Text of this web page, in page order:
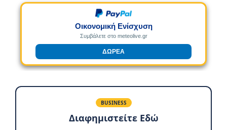
Οικονομική Ενίσχυση
Συμβάλετε στο meteolive.gr
ΔΩΡΕΑ
BUSINESS
Διαφημιστείτε Εδώ